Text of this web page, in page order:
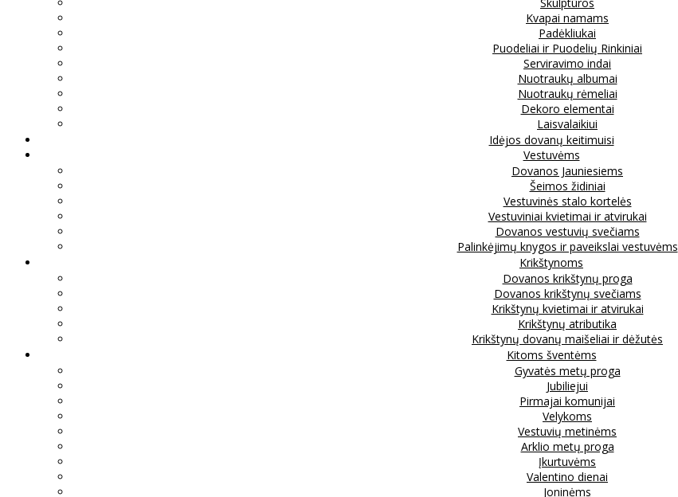
Kvapai namams
Padėkliukai
Puodeliai ir Puodelių Rinkiniai
Serviravimo indai
Nuotraukų albumai
Nuotraukų rėmeliai
Dekoro elementai
Laisvalaikiui
Idėjos dovanų keitimuisi
Vestuvėms
Dovanos Jauniesiems
Šeimos židiniai
Vestuvinės stalo kortelės
Vestuviniai kvietimai ir atvirukai
Dovanos vestuvių svečiams
Palinkėjimų knygos ir paveikslai vestuvėms
Krikštynoms
Dovanos krikštynų proga
Dovanos krikštynų svečiams
Krikštynų kvietimai ir atvirukai
Krikštynų atributika
Krikštynų dovanų maišeliai ir dėžutės
Kitoms šventėms
Gyvatės metų proga
Jubiliejui
Pirmajai komunijai
Velykoms
Vestuvių metinėms
Arklio metų proga
Įkurtuvėms
Valentino dienai
Joninėms